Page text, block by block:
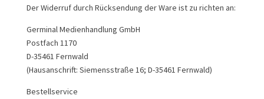
Der Widerruf durch Rücksendung der Ware ist zu richten an:
Germinal Medienhandlung GmbH
Postfach 1170
D-35461 Fernwald
(Hausanschrift: Siemensstraße 16; D-35461 Fernwald)
Bestellservice